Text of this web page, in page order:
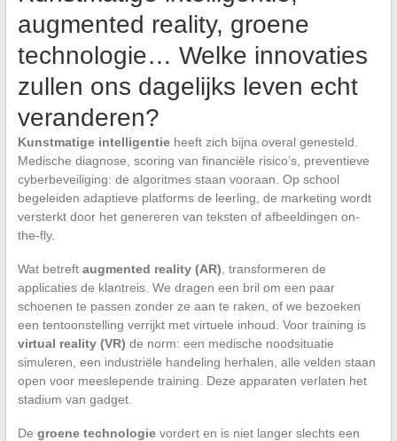
augmented reality, groene
technologie… Welke innovaties
zullen ons dagelijks leven echt
veranderen?
Kunstmatige intelligentieheeft zich bijna overal genesteld.
Medische diagnose, scoring van financiële risico’s, preventieve
cyberbeveiliging: de algoritmes staan vooraan. Op school
begeleiden adaptieve platforms de leerling, de marketing wordt
versterkt door het genereren van teksten of afbeeldingen on-
the-fly.
Wat betreft augmented reality (AR) , transformeren de
applicaties de klantreis. We dragen een bril om een paar
schoenen te passen zonder ze aan te raken, of we bezoeken
een tentoonstelling verrijkt met virtuele inhoud. Voor training is
virtual reality (VR) de norm: een medische noodsituatie
simuleren, een industriële handeling herhalen, alle velden staan
open voor meeslepende training. Deze apparaten verlaten het
stadium van gadget.
De groene technologievordert en is niet langer slechts een